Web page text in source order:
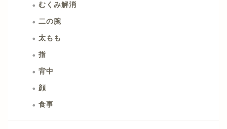
むくみ解消
二の腕
太もも
指
背中
顔
食事